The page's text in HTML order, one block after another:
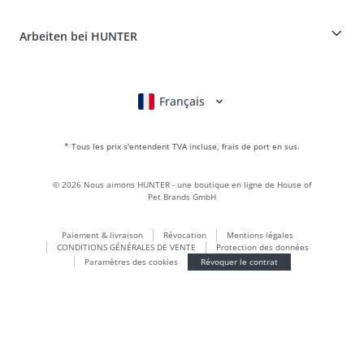
Le cuir est notre passion
BVB Dortmund
Monde des cadeaux
Vêtements pour chiens
LOVE
Maldon
Arbeiten bei HUNTER
* Tous les prix s'entendent TVA incluse, frais de port en sus.
Deutsch
English
Italiano
Nederlands
Français
Paiement & livraison Révocation
Mentions légales
CONDITIONS GÉNÉRALES DE VENTE
Protection des données
Paramètres des cookies
Révoquer le contrat
© 2026 Nous aimons HUNTER - une boutique en ligne de House of
Pet Brands GmbH